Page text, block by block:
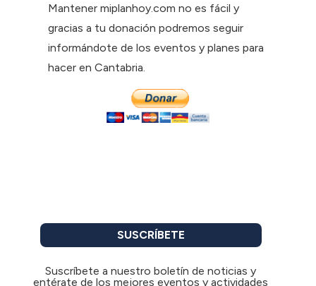
Mantener miplanhoy.com no es fácil y
gracias a tu donación podremos seguir
informándote de los eventos y planes para
hacer en Cantabria.
SUSCRÍBETE
Suscríbete a nuestro boletín de noticias y
entérate de los mejores eventos y actividades